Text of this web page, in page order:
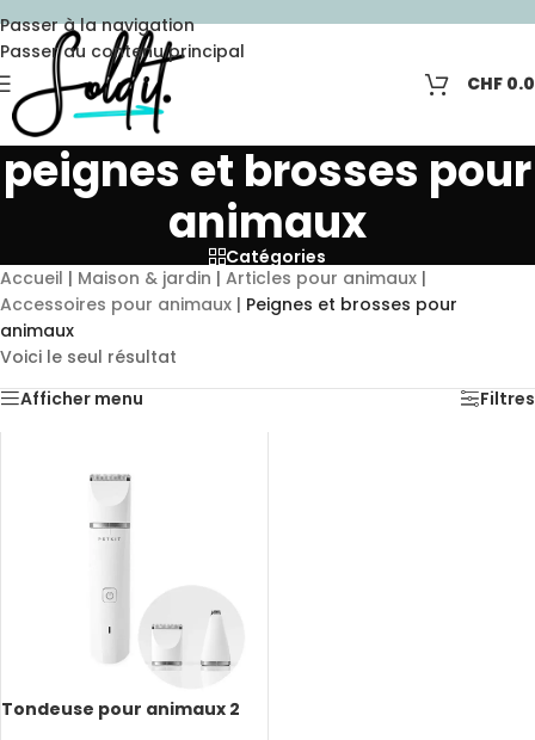
Passer à la navigation
Passer au contenu principal
CHF
peignes et brosses pour
animaux
Catégories
Accueil | Maison & jardin | Articles pour animaux |
Accessoires pour animaux | Peignes et brosses pour
animaux
Voici le seul résultat
Afficher menu
Filtres
Tondeuse pour animaux 2